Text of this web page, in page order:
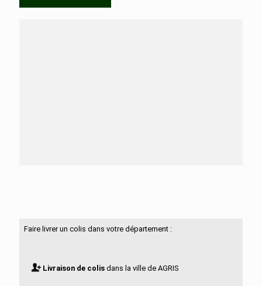
Faire livrer un colis dans votre département :
Livraison de colisdans la ville de AGRIS